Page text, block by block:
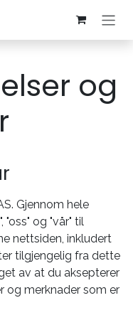
og
Gjennom hele
og "vår" til
nettsiden, inkludert
tilgjengelig fra dette
av at du aksepterer
og merknader som er